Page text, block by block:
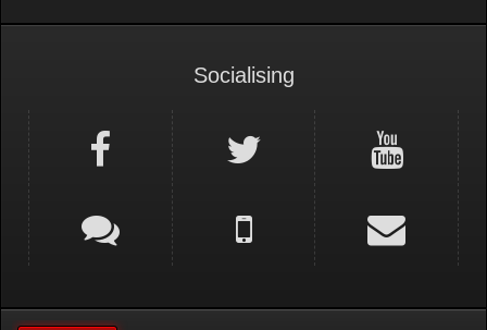
Socialising